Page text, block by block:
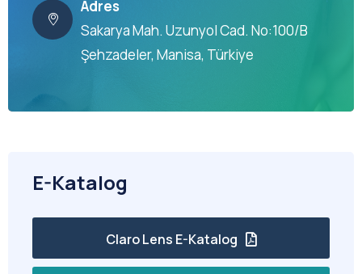
Adres
Sakarya Mah. Uzunyol Cad. No:100/B
Şehzadeler, Manisa, Türkiye
E-Katalog
Claro Lens E-Katalog